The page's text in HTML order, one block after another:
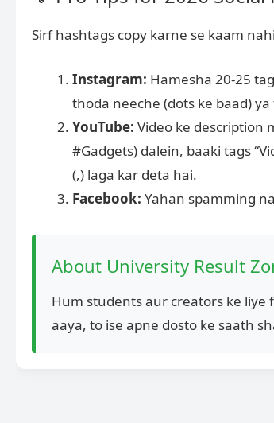
Sirf hashtags copy karne se kaam
Instagram: Hamesha 20-25
thoda neeche (dots ke baad)
YouTube: Video ke description
#Gadgets) dalein, baaki tags
(,) laga kar deta hai.
Facebook: Yahan spamming
About University Result
Hum students aur creators ke liye
aaya, to ise apne dosto ke saath